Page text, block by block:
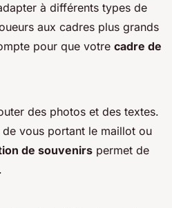
à différents types de
aux cadres plus grands
pour que votre cadre de
des photos et des textes.
vous portant le maillot ou
de souvenirs permet de